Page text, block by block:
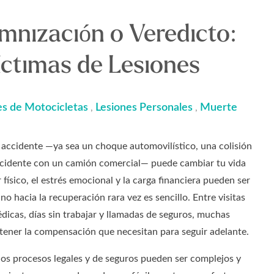
o Veredicto:
de Lesiones
de Motocicletas , Lesiones Personales , Muerte
—ya sea un choque automovilístico, una colisión
con un camión comercial— puede cambiar tu vida
el estrés emocional y la carga financiera pueden ser
hacia la recuperación rara vez es sencillo. Entre visitas
días sin trabajar y llamadas de seguros, muchas
la compensación que necesitan para seguir adelante.
procesos legales y de seguros pueden ser complejos y